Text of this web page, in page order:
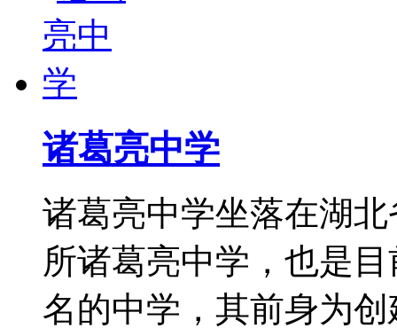
诸葛亮中学
诸葛亮中学坐落在湖
所诸葛亮中学，也是
名的中学，其前身为